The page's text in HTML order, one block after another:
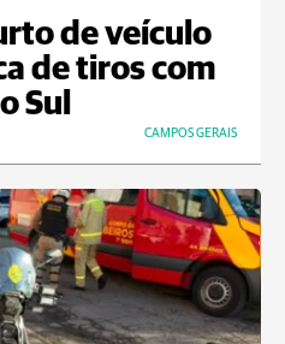
de veículo
de tiros com
Sul
CAMPOS GERAIS